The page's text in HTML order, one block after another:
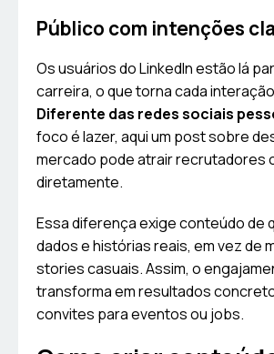
Público com intenções
Os usuários do LinkedIn estão lá
carreira, o que torna cada
Diferente das redes sociais
foco é lazer, aqui um post sobre
mercado pode atrair recrutadores
diretamente.
Essa diferença exige conteúdo de
dados e histórias reais, em vez de
stories casuais. Assim, o
transforma em resultados
convites para eventos ou jobs.